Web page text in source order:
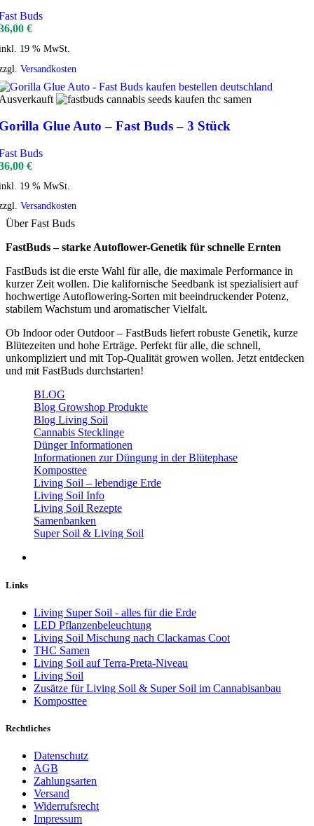
Buds
€
19 % MwSt.
Versandkosten
Glue Auto – Fast Buds – 3 Stück
Buds
€
19 % MwSt.
Versandkosten
Über Fast Buds
FastBuds – starke Autoflower-Genetik für schnelle Ernten
FastBuds ist die erste Wahl für alle, die maximale Performance in
kurzer Zeit wollen. Die kalifornische Seedbank ist spezialisiert auf
hochwertige Autoflowering-Sorten mit beeindruckender Potenz,
stabilem Wachstum und aromatischer Vielfalt.
Ob Indoor oder Outdoor – FastBuds liefert robuste Genetik, kurze
Blütezeiten und hohe Erträge. Perfekt für alle, die schnell,
unkompliziert und mit Top-Qualität growen wollen. Jetzt entdecken
und mit FastBuds durchstarten!
BLOG
Blog Growshop Produkte
Blog Living Soil
Cannabis Stecklinge
Dünger Informationen
Informationen zur Düngung in der Blütephase
Komposttee
Living Soil – lebendige Erde
Living Soil Info
Living Soil Rezepte
Samenbanken
Super Soil & Living Soil
Links
Living Super Soil - alles für die Erde
LED Pflanzenbeleuchtung
Living Soil Mischung nach Clackamas Coot
THC Samen
Living Soil auf Terra-Preta-Niveau
Living Soil
Zusätze für Living Soil & Super Soil im Cannabisanbau
Komposttee
Rechtliches
Datenschutz
AGB
Zahlungsarten
Versand
Widerrufsrecht
Impressum